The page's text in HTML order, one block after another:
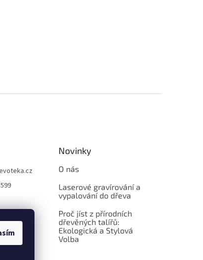
Novinky
O nás
Laserové gravírování a
vypalování do dřeva
Proč jíst z přírodních
dřevěných talířů:
Ekologická a Stylová
Volba